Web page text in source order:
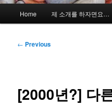
Home 제 소개를 하자면요…
Post
← Previous
[2000년?] 다